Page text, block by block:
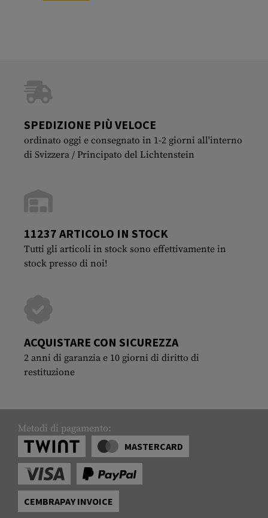
SPEDIZIONE PIÙ VELOCE
ordinato oggi e consegnato in 1-2 giorni all'interno
di Svizzera / Principato del Lichtenstein
11237 ARTICOLO IN STOCK
Tutti gli articoli in stock sono effettivamente in
stock presso di noi!
ACQUISTARE CON SICUREZZA
2 anni di garanzia e 10 giorni di diritto di
restituzione
Metodi di pagamento:
MASTERCARD
CEMBRAPAY INVOICE